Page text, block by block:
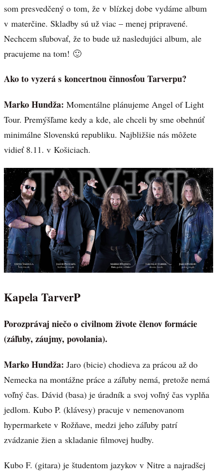
som presvedčený o tom, že v blízkej dobe vydáme album
v materčine. Skladby sú už viac – menej pripravené.
Nechcem sľubovať, že to bude už nasledujúci album, ale
pracujeme na tom! 🙂
Ako to vyzerá s koncertnou činnosťou Tarverpu?
Marko Hundža: Momentálne plánujeme Angel of Light
Tour. Premýšľame kedy a kde, ale chceli by sme obehnúť
minimálne Slovenskú republiku. Najbližšie nás môžete
vidieť 8.11. v Košiciach.
Kapela TarverP
Porozprávaj niečo o civilnom živote členov formácie
(záľuby, záujmy, povolania).
Marko Hundža: Jaro (bicie) chodieva za prácou až do
Nemecka na montážne práce a záľuby nemá, pretože nemá
voľný čas. Dávid (basa) je úradník a svoj voľný čas vyplňa
jedlom. Kubo P. (klávesy) pracuje v nemenovanom
hypermarkete v Rožňave, medzi jeho záľuby patrí
zvádzanie žien a skladanie filmovej hudby.
Kubo F. (gitara) je študentom jazykov v Nitre a najradšej